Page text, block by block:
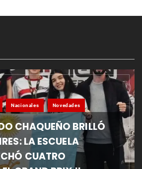
Nacionales Novedades
CHAQUEÑO BRILLÓ
LA ESCUELA
CUATRO